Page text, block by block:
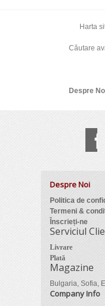
Harta
Căutare
Despre
Despre Noi
Politica de
Termeni &
Înscrieți-ne
Serviciul
Livrare
Plată
Magazine
Bulgaria, Sofia,
Company Info